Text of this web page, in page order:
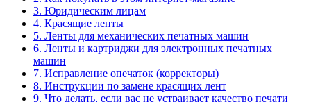
3. Юридическим лицам
4. Красящие ленты
5. Ленты для механических печатных машин
6. Ленты и картриджи для электронных печатных
машин
7. Исправление опечаток (корректоры)
8. Инструкции по замене красящих лент
9. Что делать, если вас не устраивает качество печати